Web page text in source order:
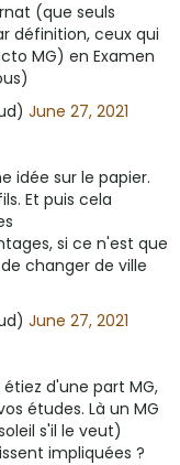
(que seuls
définition, ceux qui
MG) en Examen
June 27, 2021
idée sur le papier.
Et puis cela
si ce n'est que
changer de ville
June 27, 2021
d'une part MG,
études. Là un MG
s'il le veut)
impliquées ?